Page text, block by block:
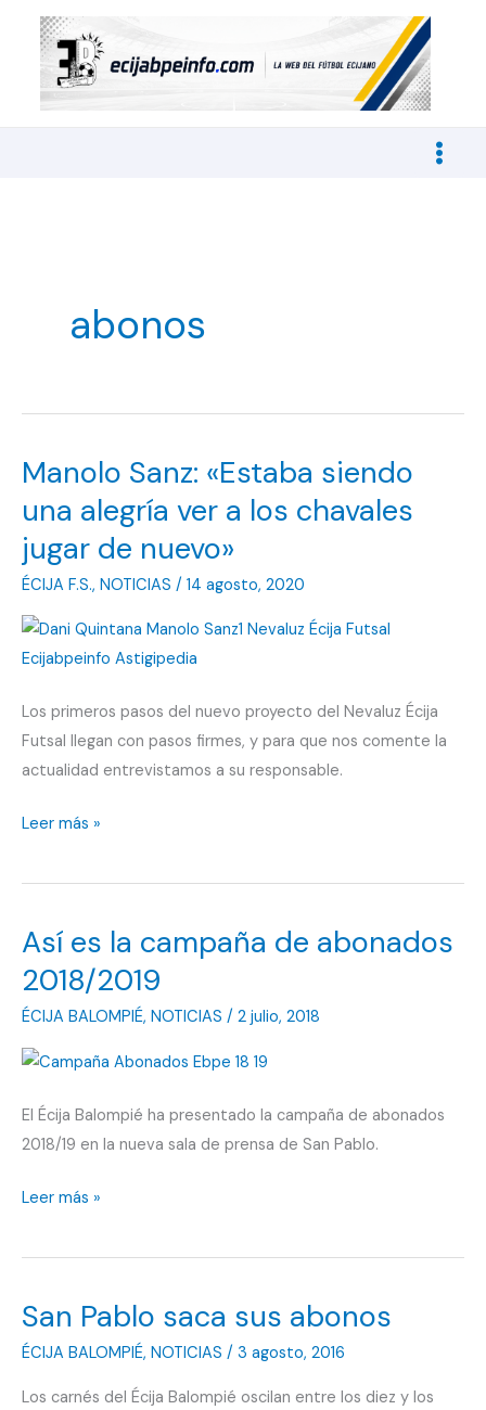
contenido
abonos
Manolo Sanz: «Estaba siendo
una alegría ver a los chavales
jugar de nuevo»
ÉCIJA F.S., NOTICIAS / 14 agosto, 2020
Los primeros pasos del nuevo proyecto del Nevaluz Écija
Futsal llegan con pasos firmes, y para que nos comente la
actualidad entrevistamos a su responsable.
Manolo
«Estaba
una
alegría
a
los
jugar
de
Leer más »
Así es la campaña de abonados
2018/2019
ÉCIJA BALOMPIÉ, NOTICIAS / 2 julio, 2018
El Écija Balompié ha presentado la campaña de abonados
2018/19 en la nueva sala de prensa de San Pablo.
Así
la
de
abonados
Leer más »
San Pablo saca sus abonos
ÉCIJA BALOMPIÉ, NOTICIAS / 3 agosto, 2016
Los carnés del Écija Balompié oscilan entre los diez y los